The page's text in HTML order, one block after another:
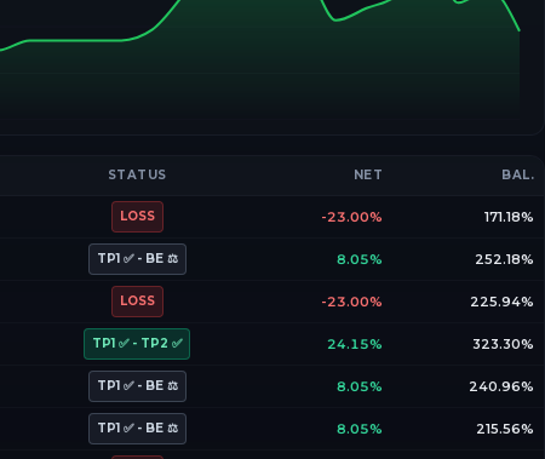
STATUS NET BAL.
LOSS -23.00% 171.18%
TP1 ✅ - BE ⚖️ 8.05% 252.18%
LOSS -23.00% 225.94%
TP1 ✅ - TP2 ✅ 24.15% 323.30%
TP1 ✅ - BE ⚖️ 8.05% 240.96%
TP1 ✅ - BE ⚖️ 8.05% 215.56%